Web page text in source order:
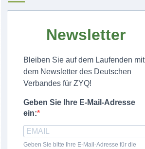
Newsletter
Bleiben Sie auf dem Laufenden mit
dem Newsletter des Deutschen
Verbandes für ZYQ!
Geben Sie Ihre E-Mail-Adresse
ein:
Geben Sie bitte Ihre E-Mail-Adresse für die